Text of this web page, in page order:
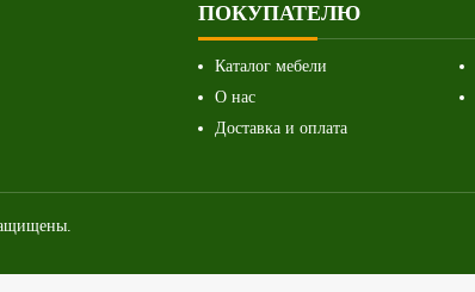
ПОКУПАТЕЛЮ
Каталог мебели
О нас
Доставка и оплата